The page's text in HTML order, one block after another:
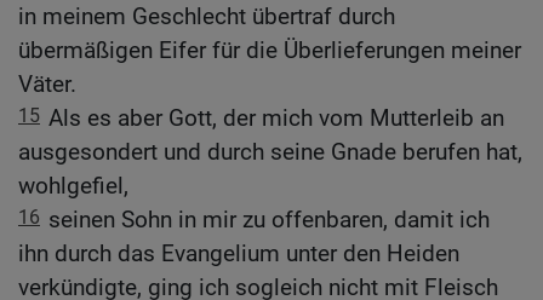
in meinem Geschlecht übertraf durch
übermäßigen Eifer für die Überlieferungen meiner
Väter.
15 Als es aber Gott, der mich vom Mutterleib an
ausgesondert und durch seine Gnade berufen hat,
wohlgefiel,
16 seinen Sohn in mir zu offenbaren, damit ich
ihn durch das Evangelium unter den Heiden
verkündigte, ging ich sogleich nicht mit Fleisch